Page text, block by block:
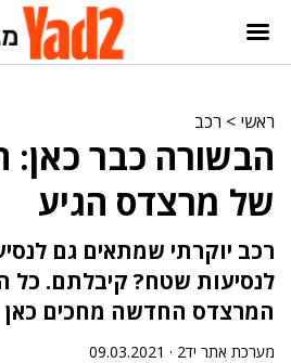
ראשי > רכב
הבשורה כבר
של מרצדס הגיע
רכב יוקרתי שמתאים גם
לנסיעות שטח? קיבלתם. כל
המרצדס החדשה מחכים כאן
מערכת אתר יד2 · 09.03.2021